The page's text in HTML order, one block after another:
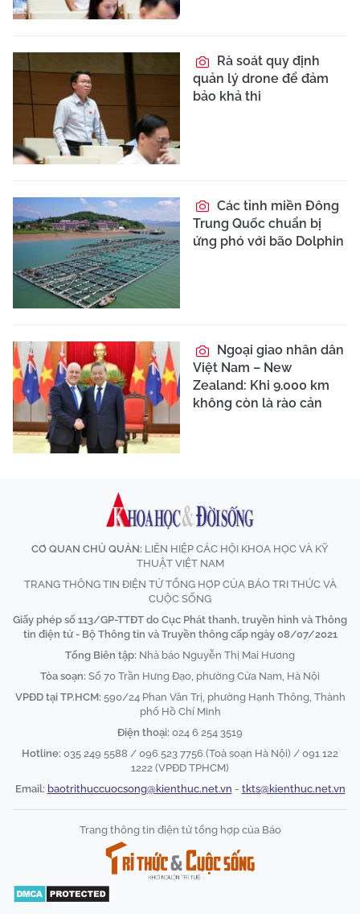
Rà soát quy định
quản lý drone để đảm
bảo khả thi
Các tỉnh miền Đông
Trung Quốc chuẩn bị
ứng phó với bão Dolphin
Ngoại giao nhân dân
Việt Nam – New
Zealand: Khi 9.000 km
không còn là rào cản
CƠ QUAN CHỦ QUẢN: LIÊN HIỆP CÁC HỘI KHOA HỌC VÀ KỸ
THUẬT VIỆT NAM
TRANG THÔNG TIN ĐIỆN TỬ TỔNG HỢP CỦA BÁO TRI THỨC VÀ
CUỘC SỐNG
Giấy phép số 113/GP-TTĐT do Cục Phát thanh, truyền hình và Thông
tin điện tử - Bộ Thông tin và Truyền thông cấp ngày 08/07/2021
Tổng Biên tập: Nhà báo Nguyễn Thị Mai Hương
Tòa soạn: Số 70 Trần Hưng Đạo, phường Cửa Nam, Hà Nội
VPĐD tại TP.HCM: 590/24 Phan Văn Trị, phường Hạnh Thông, Thành
phố Hồ Chí Minh
Điện thoại: 024 6 254 3519
Hotline: 035 249 5588 / 096 523 7756 (Toà soạn Hà Nội) / 091 122
1222 (VPĐD TPHCM)
Email: baotrithuccuocsong@kienthuc.net.vn - tkts@kienthuc.net.vn
Trang thông tin điện tử tổng hợp của Báo